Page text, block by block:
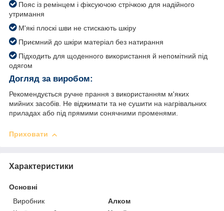
Пояс із ремінцем і фіксуючою стрічкою для надійного
утримання
М'які плоскі шви не стискають шкіру
Приємний до шкіри матеріал без натирання
Підходить для щоденного використання й непомітний під
одягом
Догляд за виробом:
Рекомендується ручне прання з використанням м'яких
мийних засобів. Не віджимати та не сушити на нагрівальних
приладах або під прямими сонячними променями.
Приховати
Характеристики
Основні
Виробник
Алком